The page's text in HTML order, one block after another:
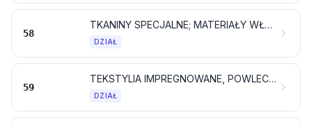
58
TKANINY SPECJALNE; MATERIAŁY WŁÓKIENNICZE IGŁOWE; KORONKI; TKANINY OBICIOWE; PASMANTERIA; HAFTY
DZIAŁ
59
TEKSTYLIA IMPREGNOWANE, POWLECZONE, POKRYTE LUB LAMINOWANE; ARTYKUŁY WŁÓKIENNICZE W RODZAJU NADAJACYCH SIĘ DO UŻYTKU PRZEMYSŁOWEGO
DZIAŁ